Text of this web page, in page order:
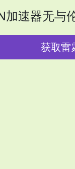
加速器无与
获取雷